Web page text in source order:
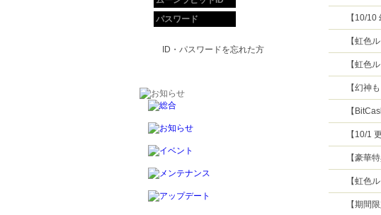
【10/
【虹色
催！
【虹色
催！
【幻神
【
【10/1
【豪華
【虹色
【期間
ID・パスワードを忘れた方